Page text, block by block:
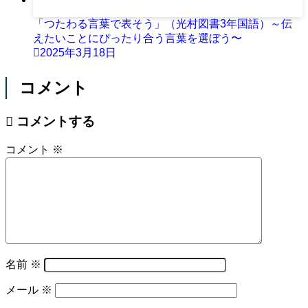
「つたわる言葉で表そう」（光村図書3年国語）～伝
えたいことにぴったり合う言葉を選ぼう〜
2025年3月18日
コメント
コメントする
コメント ※
名前 ※
メール ※